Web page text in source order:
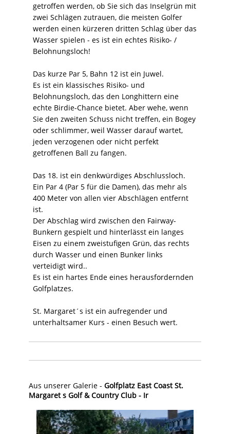
getroffen werden, ob Sie sich das Inselgrün mit
zwei Schlägen zutrauen, die meisten Golfer
werden einen kürzeren dritten Schlag über das
Wasser spielen - es ist ein echtes Risiko- /
Belohnungsloch!
Das kurze Par 5, Bahn 12 ist ein Juwel.
Es ist ein klassisches Risiko- und
Belohnungsloch, das den Longhittern eine
echte Birdie-Chance bietet. Aber wehe, wenn
Sie den zweiten Schuss nicht treffen, ein Bogey
oder schlimmer, weil Wasser darauf wartet,
jeden verzogenen oder nicht perfekt
getroffenen Ball zu fangen.
Das 18. ist ein denkwürdiges Abschlussloch.
Ein Par 4 (Par 5 für die Damen), das mehr als
400 Meter von allen vier Abschlägen entfernt
ist.
Der Abschlag wird zwischen den Fairway-
Bunkern gespielt und hinterlässt ein langes
Eisen zu einem zweistufigen Grün, das rechts
durch Wasser und einen Bunker links
verteidigt wird..
Es ist ein hartes Ende eines herausfordernden
Golfplatzes.
St. Margaret´s ist ein aufregender und
unterhaltsamer Kurs - einen Besuch wert.
Aus unserer Galerie - Golfplatz East Coast St.
Margaret s Golf & Country Club - Ir